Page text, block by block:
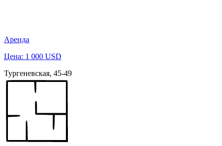
Аренда
Цена: 1 000 USD
Тургеневская, 45-49